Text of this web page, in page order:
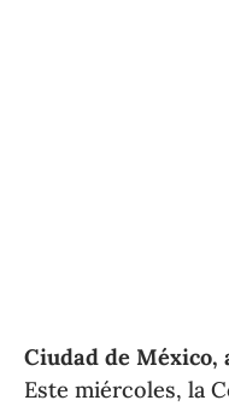
Ciudad de México,
Este miércoles, la